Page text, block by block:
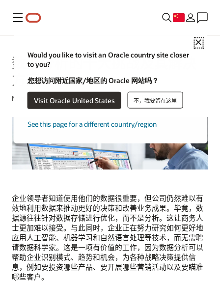
菜单
Close
Would you like to visit an Oracle country site closer
to you?
您想访问附近国家/地区的 Oracle 网站吗？
Visit Oracle United States 不，我要留在这里
See this page for a different country/region
数据分析的十大挑战及其解决
方案
Michael Chen | 内容策略师 | 2024 年 6 月 27 日
企业领导者知道使用他们的数据很重要，但公司仍然难以有
效地利用数据来推动更好的决策和改善业务成果。毕竟，数
据源往往针对数据存储进行优化，而不是分析。这让商务人
士更加难以接受。与此同时，企业正在努力研究如何更好地
应用人工智能、机器学习和自然语言处理等技术，而无需聘
请数据科学家。这是一项有价值的工作，因为数据分析可以
帮助企业识别模式、趋势和机会，为各种战略决策提供信
息，例如要投资哪些产品、要开展哪些营销活动以及要瞄准
哪些客户。